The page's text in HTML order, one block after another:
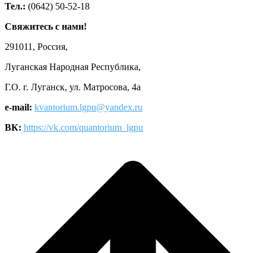
Тел.: (0642) 50-52-18
Свяжитесь с нами!
291011, Россия,
Луганская Народная Республика,
Г.О. г. Луганск, ул. Матросова, 4а
e-mail: kvantorium.lgpu@yandex.ru
ВК: https://vk.com/quantorium_lgpu